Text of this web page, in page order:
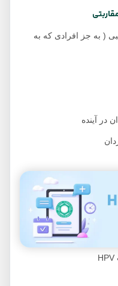
جز افرادی که به